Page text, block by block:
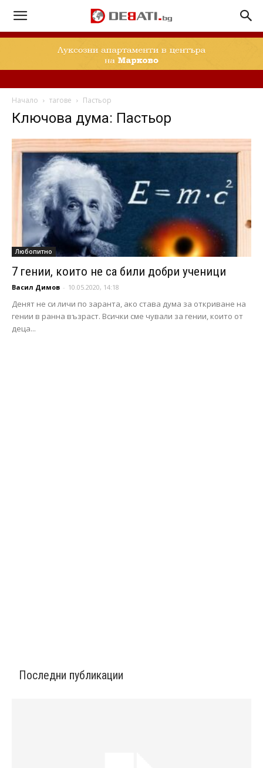
Начало тагове Пастьор
Ключова дума: Пастьор
Любопитно
7 гении, които не са били добри ученици
Васил Димов - 10.05.2020, 14:18
Денят не си личи по заранта, ако става дума за откриване на
гении в ранна възраст. Всички сме чували за гении, които от
деца...
Последни публикации